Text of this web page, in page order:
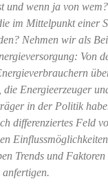
und wenn ja von
im Mittelpunkt einer
Nehmen wir als
Von
Energieerzeuger
in der Politik
differenziertes Feld
Trends und
anfertigen.